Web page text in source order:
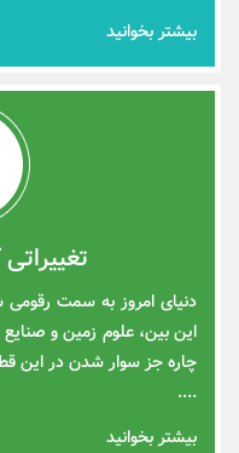
بیشتر بخوانید
دنیای امروز به سمت
این بین، علوم زمین و
چاره جز سوار شدن در این
....
بیشتر بخوانید